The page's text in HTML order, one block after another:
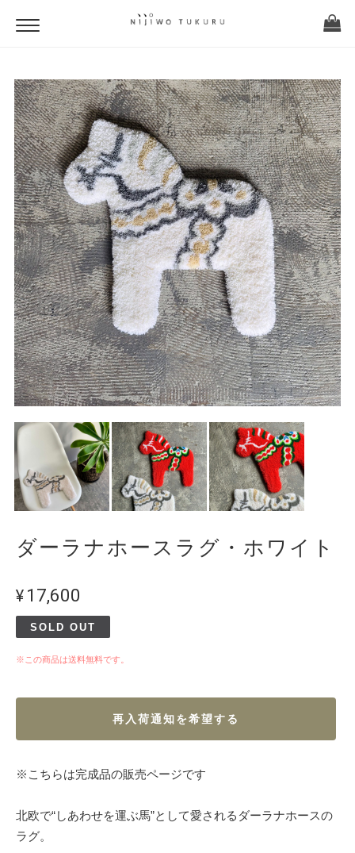
ダーラナホースラグ・ホワイト
¥17,600
SOLD OUT
※この商品は送料無料です。
再入荷通知を希望する
※こちらは完成品の販売ページです
北欧で“しあわせを運ぶ馬”として愛されるダーラナホースの
ラグ。